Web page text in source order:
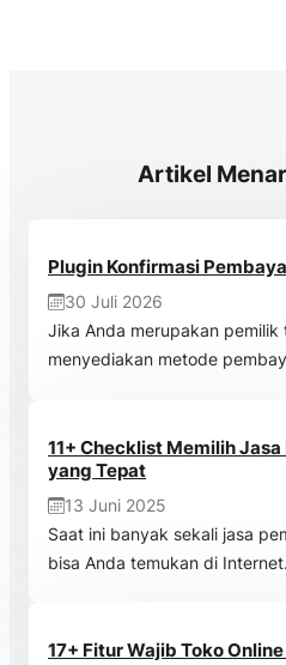
Artikel
Plugin Konfirmasi
30 Juli 2026
Jika Anda merupakan pemilik
menyediakan metode
11+ Checklist Memilih
yang Tepat
13 Juni 2025
Saat ini banyak sekali jasa
bisa Anda temukan di
17+ Fitur Wajib Toko